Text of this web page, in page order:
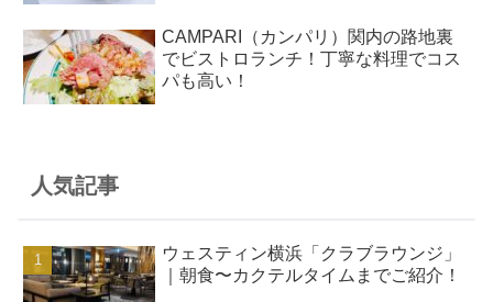
CAMPARI（カンパリ）関内の路地裏
でビストロランチ！丁寧な料理でコス
パも高い！
人気記事
ウェスティン横浜「クラブラウンジ」
｜朝食〜カクテルタイムまでご紹介！